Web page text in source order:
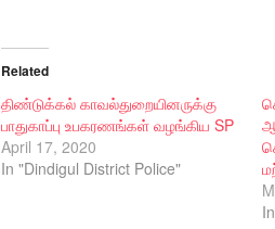
Related
திண்டுக்கல் காவல்துறையினருக்கு
பாதுகாப்பு உபகரணங்கள் வழங்கிய SP
April 17, 2020
In "Dindigul District Police"